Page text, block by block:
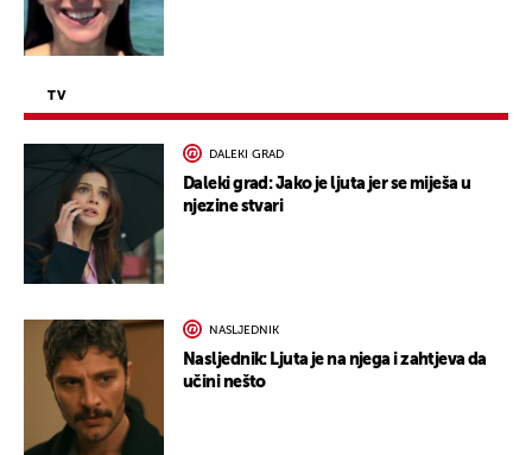
TV
DALEKI GRAD
Daleki grad: Jako je ljuta jer se miješa u
njezine stvari
NASLJEDNIK
Nasljednik: Ljuta je na njega i zahtjeva da
učini nešto